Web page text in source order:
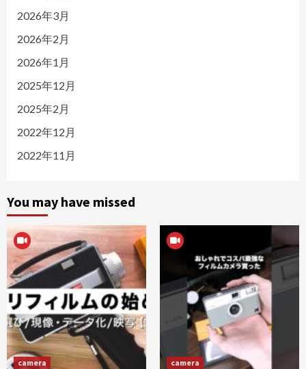
2026年3月
2026年2月
2026年1月
2025年12月
2025年2月
2022年12月
2022年11月
You may have missed
camera camera